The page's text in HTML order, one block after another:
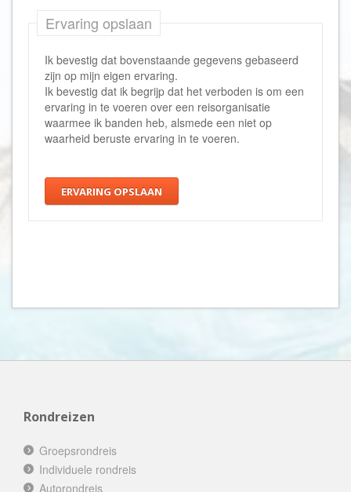
Ervaring opslaan
Ik bevestig dat bovenstaande gegevens gebaseerd
zijn op mijn eigen ervaring.
Ik bevestig dat ik begrijp dat het verboden is om een
ervaring in te voeren over een reisorganisatie
waarmee ik banden heb, alsmede een niet op
waarheid beruste ervaring in te voeren.
ERVARING OPSLAAN
Rondreizen
Groepsrondreis
Individuele rondreis
Autorondreis